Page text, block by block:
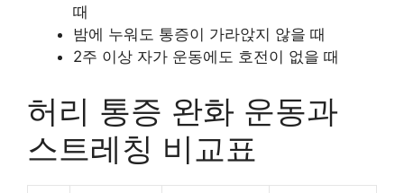
때
밤에 누워도 통증이 가라앉지 않을 때
2주 이상 자가 운동에도 호전이 없을 때
허리 통증 완화 운동과
스트레칭 비교표